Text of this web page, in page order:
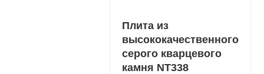
Плита из
высококачественного
серого кварцевого
камня NT338